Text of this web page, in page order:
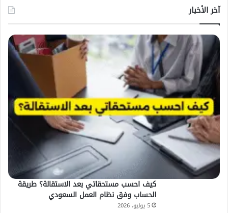
آخر الأخبار
كيف احسب مستحقاتي بعد الاستقالة؟ طريقة
الحساب وفق نظام العمل السعودي
5 يوليو، 2026